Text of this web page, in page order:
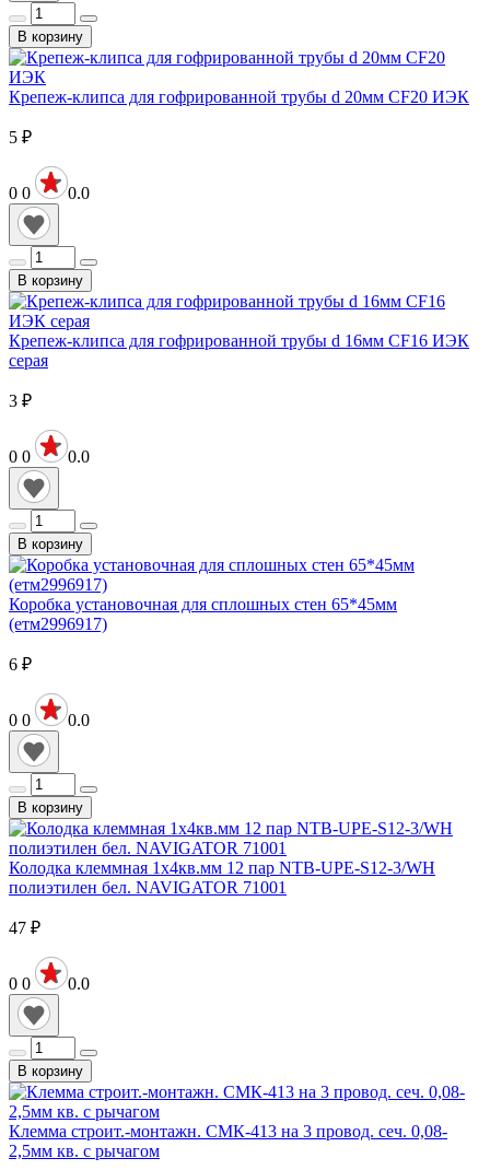
В корзину
Крепеж-клипса для гофрированной трубы d 20мм CF20 ИЭК
5 ₽
0 0 0.0
В корзину
Крепеж-клипса для гофрированной трубы d 16мм CF16 ИЭК
серая
3 ₽
0 0 0.0
В корзину
Коробка установочная для сплошных стен 65*45мм
(етм2996917)
6 ₽
0 0 0.0
В корзину
Колодка клеммная 1х4кв.мм 12 пар NTB-UPE-S12-3/WH
полиэтилен бел. NAVIGATOR 71001
47 ₽
0 0 0.0
В корзину
Клемма строит.-монтажн. СМК-413 на 3 провод. сеч. 0,08-
2,5мм кв. с рычагом